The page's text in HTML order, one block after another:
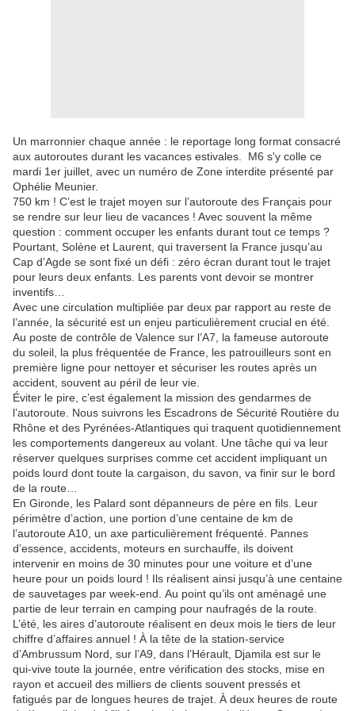
Un marronnier chaque année : le reportage long format consacré
aux autoroutes durant les vacances estivales. M6 s'y colle ce
mardi 1er juillet, avec un numéro de Zone interdite présenté par
Ophélie Meunier.
750 km ! C’est le trajet moyen sur l’autoroute des Français pour
se rendre sur leur lieu de vacances ! Avec souvent la même
question : comment occuper les enfants durant tout ce temps ?
Pourtant, Solène et Laurent, qui traversent la France jusqu’au
Cap d’Agde se sont fixé un défi : zéro écran durant tout le trajet
pour leurs deux enfants. Les parents vont devoir se montrer
inventifs…
Avec une circulation multipliée par deux par rapport au reste de
l’année, la sécurité est un enjeu particulièrement crucial en été.
Au poste de contrôle de Valence sur l’A7, la fameuse autoroute
du soleil, la plus fréquentée de France, les patrouilleurs sont en
première ligne pour nettoyer et sécuriser les routes après un
accident, souvent au péril de leur vie.
Éviter le pire, c’est également la mission des gendarmes de
l’autoroute. Nous suivrons les Escadrons de Sécurité Routière du
Rhône et des Pyrénées-Atlantiques qui traquent quotidiennement
les comportements dangereux au volant. Une tâche qui va leur
réserver quelques surprises comme cet accident impliquant un
poids lourd dont toute la cargaison, du savon, va finir sur le bord
de la route…
En Gironde, les Palard sont dépanneurs de père en fils. Leur
périmètre d’action, une portion d’une centaine de km de
l’autoroute A10, un axe particulièrement fréquenté. Pannes
d’essence, accidents, moteurs en surchauffe, ils doivent
intervenir en moins de 30 minutes pour une voiture et d’une
heure pour un poids lourd ! Ils réalisent ainsi jusqu’à une centaine
de sauvetages par week-end. Au point qu’ils ont aménagé une
partie de leur terrain en camping pour naufragés de la route.
L’été, les aires d’autoroute réalisent en deux mois le tiers de leur
chiffre d’affaires annuel ! À la tête de la station-service
d’Ambrussum Nord, sur l’A9, dans l’Hérault, Djamila est sur le
qui-vive toute la journée, entre vérification des stocks, mise en
rayon et accueil des milliers de clients souvent pressés et
fatigués par de longues heures de trajet. À deux heures de route